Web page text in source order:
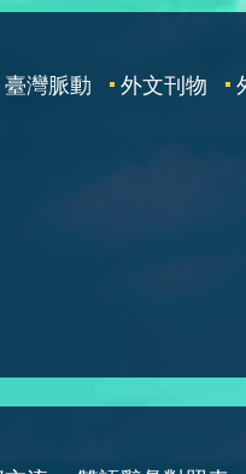
臺灣脈動 外文刊物